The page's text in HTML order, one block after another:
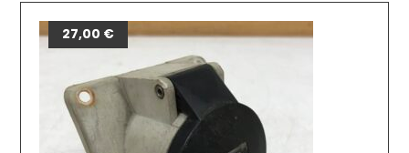
27,00 €